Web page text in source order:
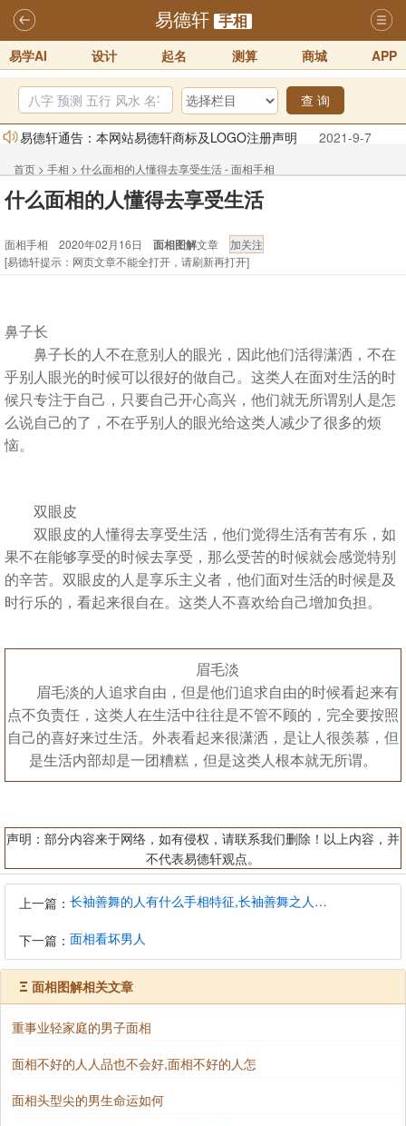
易德轩 手相
易学AI 设计 起名 测算 商城 APP
查 询
易德轩通告：本网站易德轩商标及LOGO注册声明
2021-9-7
易德轩易学ai，ai批八字紫微命理相学，ai智能体客服系统开通，欢迎
体验！！
2025-07-01
2025-07-01
2026年化太岁锦囊属马、鼠、牛、龙、兔、狗、鸡生肖化太岁开始预
2026丙午年铁笔居士精批年运说明
易德轩首席风水大师铁笔居士简介！！
2021-9-2
首页 > 手相 > 什么面相的人懂得去享受生活 - 面相手相
什么面相的人懂得去享受生活
面相手相 2020年02月16日 面相图解文章
[易德轩提示：网页文章不能全打开，请刷新再打开]
鼻子长
鼻子长的人不在意别人的眼光，因此他们活得潇洒，不在
乎别人眼光的时候可以很好的做自己。这类人在面对生活的时
候只专注于自己，只要自己开心高兴，他们就无所谓别人是怎
么说自己的了，不在乎别人的眼光给这类人减少了很多的烦
恼。
双眼皮
双眼皮的人懂得去享受生活，他们觉得生活有苦有乐，如
果不在能够享受的时候去享受，那么受苦的时候就会感觉特别
的辛苦。双眼皮的人是享乐主义者，他们面对生活的时候是及
时行乐的，看起来很自在。这类人不喜欢给自己增加负担。
眉毛淡
眉毛淡的人追求自由，但是他们追求自由的时候看起来有
点不负责任，这类人在生活中往往是不管不顾的，完全要按照
自己的喜好来过生活。外表看起来很潇洒，是让人很羡慕，但
是生活内部却是一团糟糕，但是这类人根本就无所谓。
声明：部分内容来于网络，如有侵权，请联系我们删除！以上内容，并
不代表易德轩观点。
上一篇： 长袖善舞的人有什么手相特征,长袖善舞之人的个性特征
下一篇： 面相看坏男人
Ξ 面相图解相关文章
重事业轻家庭的男子面相
面相不好的人人品也不会好,面相不好的人怎
面相头型尖的男生命运如何